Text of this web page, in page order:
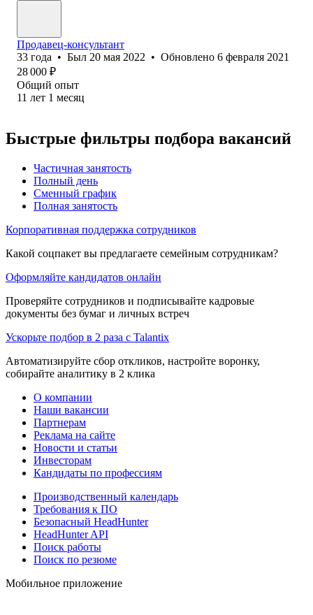
Продавец-консультант
33 года • Был 20 мая 2022 • Обновлено 6 февраля 2021
28 000 ₽
Общий опыт
11 лет 1 месяц
Быстрые фильтры подбора вакансий
Частичная занятость
Полный день
Сменный график
Полная занятость
Корпоративная поддержка сотрудников
Какой соцпакет вы предлагаете семейным сотрудникам?
Оформляйте кандидатов онлайн
Проверяйте сотрудников и подписывайте кадровые
документы без бумаг и личных встреч
Ускорьте подбор в 2 раза с Talantix
Автоматизируйте сбор откликов, настройте воронку,
собирайте аналитику в 2 клика
О компании
Наши вакансии
Партнерам
Реклама на сайте
Новости и статьи
Инвесторам
Кандидаты по профессиям
Производственный календарь
Требования к ПО
Безопасный HeadHunter
HeadHunter API
Поиск работы
Поиск по резюме
Мобильное приложение